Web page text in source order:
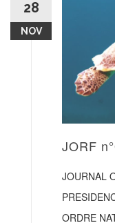
28
NOV
JORF
JOURNAL
ORDRE